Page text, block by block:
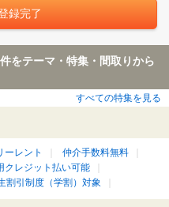
をテーマ・特集・間取りから
すべての特集を見る
ーレント
仲介手数料無料
クレジット払い可能
割引制度（学割）対象